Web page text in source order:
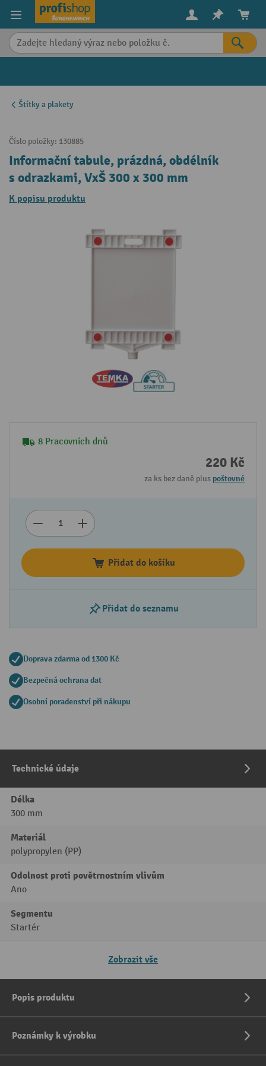
content
Štítky a plakety
Číslo položky: 130885
Informační tabule, prázdná, obdélník
s odrazkami, VxŠ 300 x 300 mm
K popisu produktu
8 Pracovních dnů
220 Kč
za ks bez daně plus poštovné
Přidat do košíku
Přidat do seznamu
Doprava zdarma od 1300 Kč
Bezpečná ochrana dat
Osobní poradenství při nákupu
Technické údaje
Délka
300 mm
Materiál
polypropylen (PP)
Odolnost proti povětrnostním vlivům
Ano
Segmentu
Startér
Zobrazit vše
Popis produktu
Poznámky k výrobku